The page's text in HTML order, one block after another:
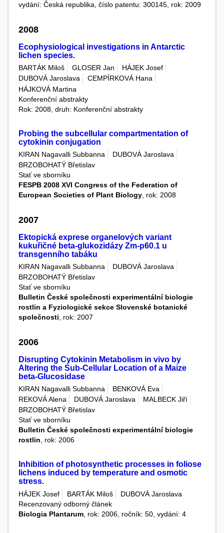
vydání: Česká republika, číslo patentu: 300145, rok: 2009
2008
Ecophysiological investigations in Antarctic
lichen species.
BARTÁK Miloš GLOSER Jan
HÁJEK Josef
DUBOVÁ Jaroslava
CEMPÍRKOVÁ Hana
HÁJKOVÁ Martina
Konferenční abstrakty
Rok: 2008, druh: Konferenční abstrakty
Probing the subcellular compartmentation of
cytokinin conjugation
KIRAN Nagavalli Subbanna
DUBOVÁ Jaroslava
BRZOBOHATÝ Břetislav
Stať ve sborníku
FESPB 2008 XVI Congress of the Federation of
European Societies of Plant Biology , rok: 2008
2007
Ektopická exprese organelových variant
kukuřičné beta-glukozidázy Zm-p60.1 u
transgenního tabáku
KIRAN Nagavalli Subbanna
DUBOVÁ Jaroslava
BRZOBOHATÝ Břetislav
Stať ve sborníku
Bulletin České společnosti experimentální biologie
rostlin a Fyziologické sekce Slovenské botanické
společnosti , rok: 2007
2006
Disrupting Cytokinin Metabolism in vivo by
Altering the Sub-Cellular Location of a Maize
beta-Glucosidase
KIRAN Nagavalli Subbanna
BENKOVÁ Eva
REKOVÁ Alena
DUBOVÁ Jaroslava
MALBECK Jiří
BRZOBOHATÝ Břetislav
Stať ve sborníku
Bulletin České společnosti experimentální biologie
rostlin, rok: 2006
Inhibition of photosynthetic processes in foliose
lichens induced by temperature and osmotic
stress.
HÁJEK Josef BARTÁK Miloš
DUBOVÁ Jaroslava
Recenzovaný odborný článek
Biologia Plantarum , rok: 2006, ročník: 50, vydání: 4